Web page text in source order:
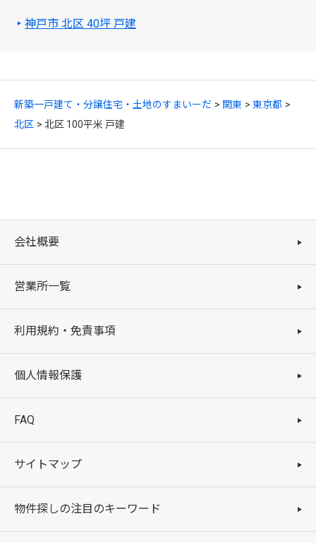
新築一戸建て・分譲住宅・土地のすまいーだ 関東
東京都
北区
北区 100平米 戸建
神戸市 北区 40坪 戸建
会社概要
営業所一覧
利用規約・免責事項
個人情報保護
FAQ
サイトマップ
物件探しの注目のキーワード